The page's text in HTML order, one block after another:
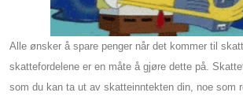
Alle ønsker å spare penger når det kommer til
skattefordelene er en måte å gjøre dette på.
som du kan ta ut av skatteinntekten din, noe som